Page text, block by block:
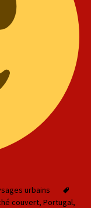
urbains
couvert, Portugal,